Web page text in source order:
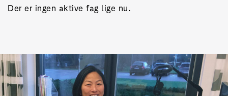
Der er ingen aktive fag lige nu.